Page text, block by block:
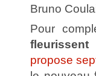
Bruno
Pour
propose